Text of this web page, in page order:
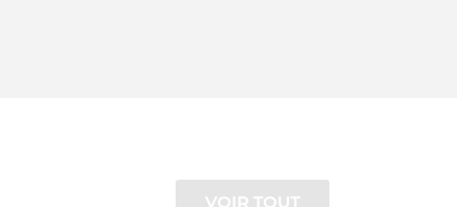
VOIR TOUT